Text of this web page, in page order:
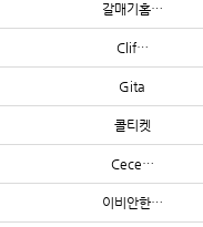
갈매기홈…
Clif…
Gita
콜티켓
Cece…
이비안한…